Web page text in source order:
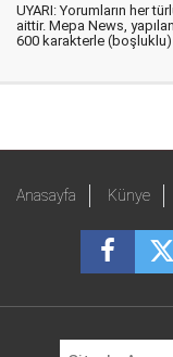
UYARI: Yorumların her
aittir. Mepa News,
600 karakterle (boşluklu)
Anasayfa Künye